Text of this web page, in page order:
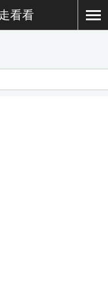
看看